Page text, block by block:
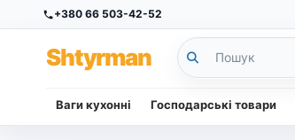
+380 66 503-42-52
Shtyrman
Ваги кухонні Господарські товари